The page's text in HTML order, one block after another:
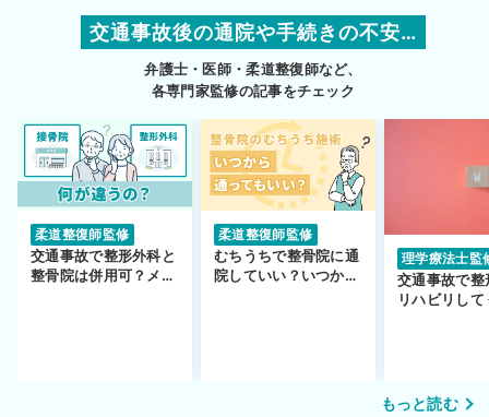
交通事故後の通院や手続きの不安…
弁護士・医師・柔道整復師など、
各専門家監修の記事をチェック
柔道整復師監修
交通事故で整形外科と
整骨院は併用可？メリ
柔道整復師監修
むちうちで整骨院に通
院していい？いつから
理学療法士監
交通事故で整
リハビリして
もっと読む